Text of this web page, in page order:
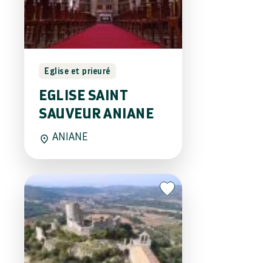
Eglise et prieuré
EGLISE SAINT
SAUVEUR ANIANE
ANIANE